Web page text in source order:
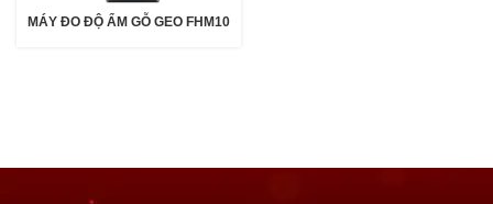
MÁY ĐO ĐỘ ẨM GỖ GEO FHM10